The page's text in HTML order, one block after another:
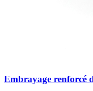
Embrayage renforcé